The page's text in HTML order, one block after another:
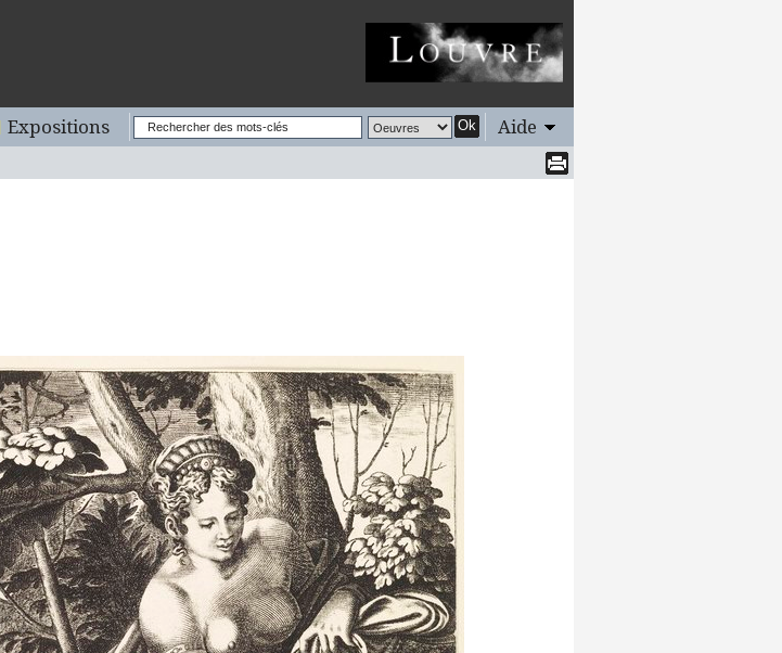
Expositions Ok Aide